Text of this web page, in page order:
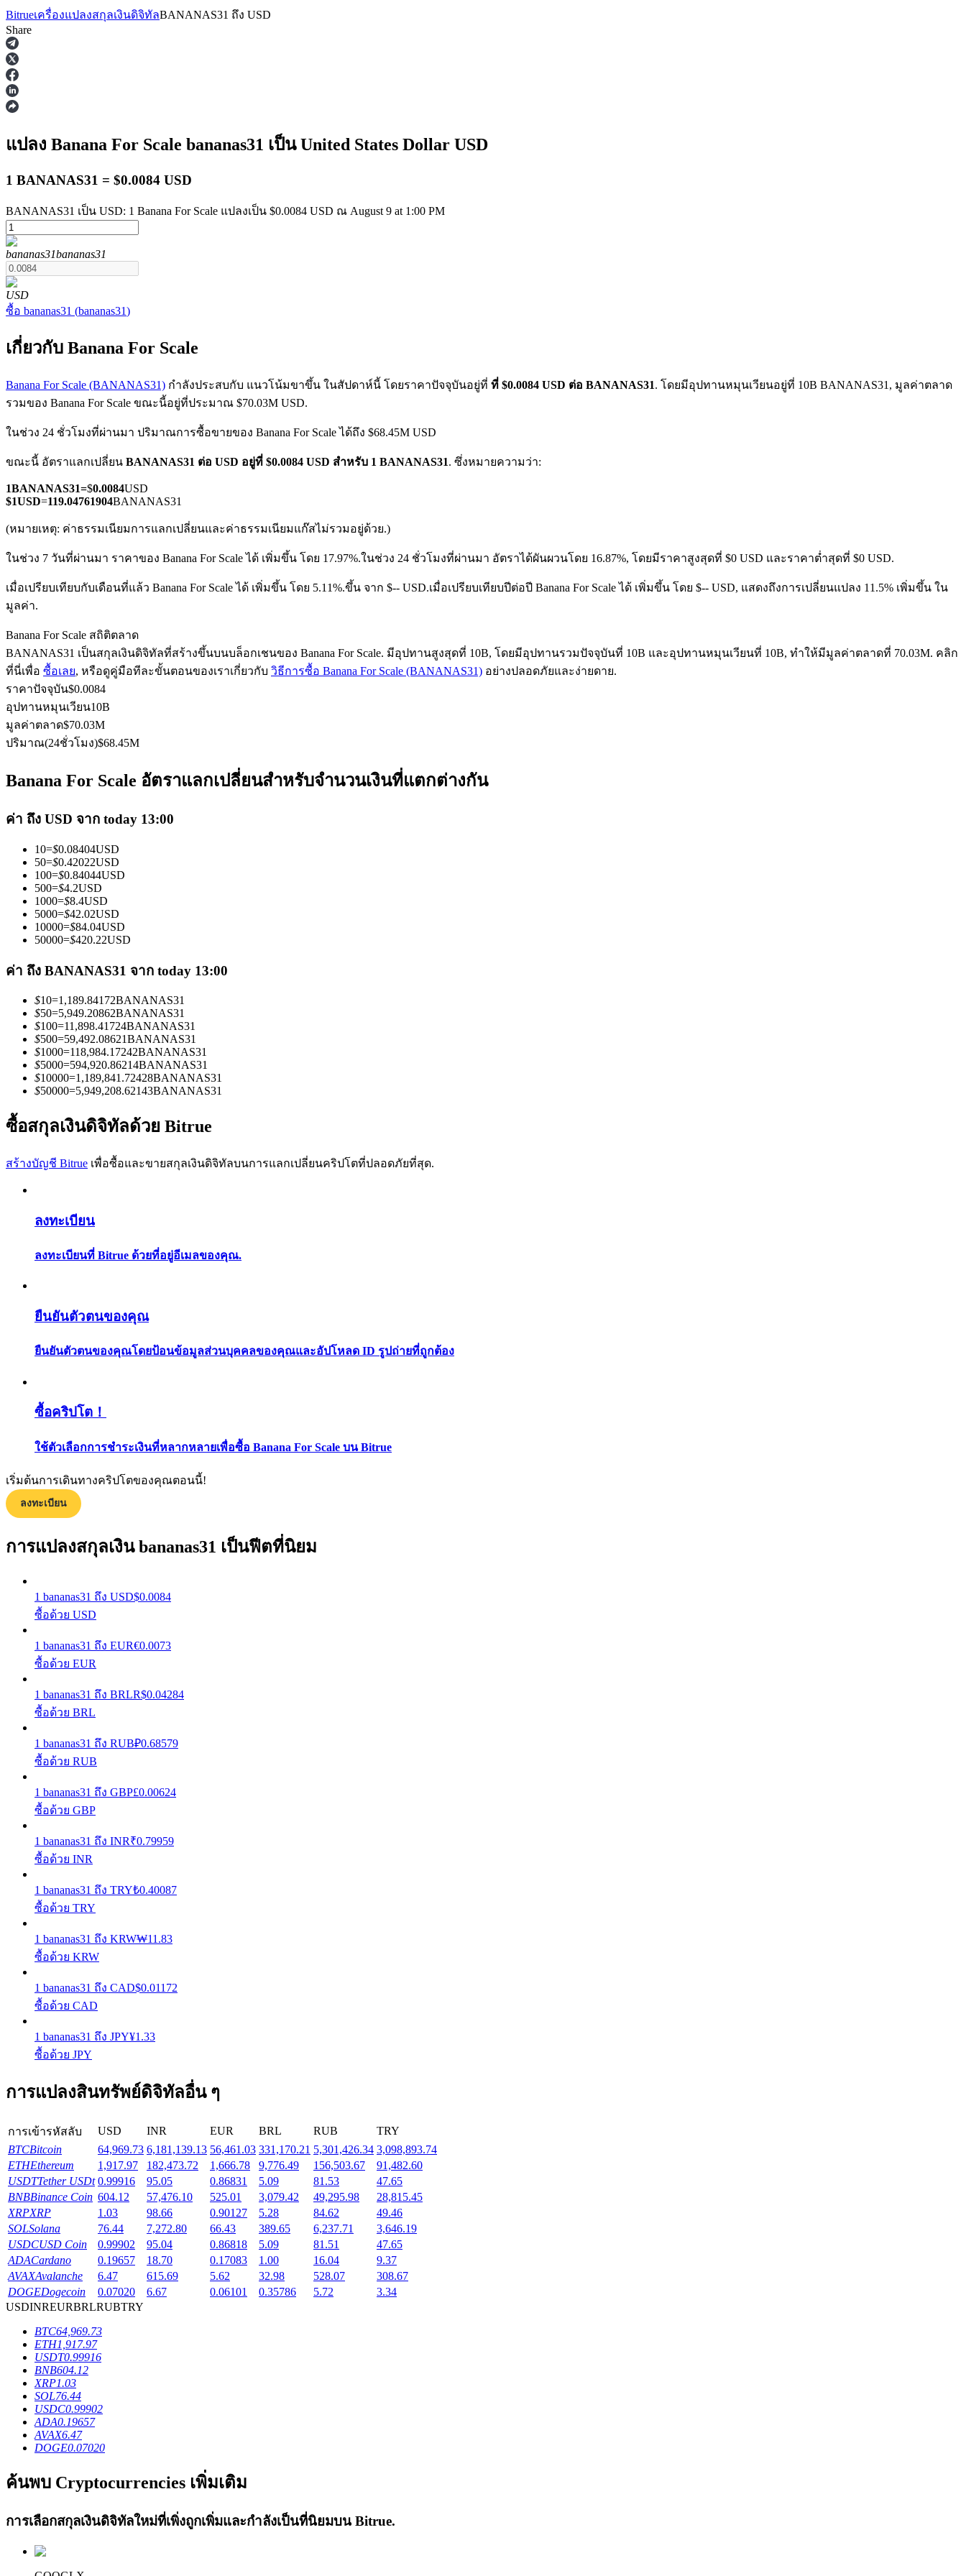
ฟิวเจอร์ส
ฟิวเจอร์ส USDT
ฟิวเจอร์ส COIN-M
ฟิวเจอร์สสกุลเงินดิจิทัล
TradFi
อนุพันธ์ของหุ้น ฟอเร็กซ์ โลหะมีค่า และสินค้าโภคภัณฑ์
ฟิวเจอร์ส USDC
ฟิวเจอร์สที่ใช้ USDC เป็นหลักประกัน
คัดลอกการซื้อขาย
เข้าร่วมกับเทรดเดอร์ชั้นนำ
เป็นเทรดเดอร์คัดลอก
เพลิดเพลินกับการแบ่งปันผลกำไรและค่าคอมมิชชั่นการคัดลอกการซื้อขาย
คู่มือเริ่มต้นฟิวเจอร์ส
กลยุทธ์การซื้อขาย
เรียนรู้วิธีการรักษาผลกำไร
พาวเวอร์พิกกี้
รับรางวัลการแข่งขันทุกวัน
การปักหลัก
ผลตอบแทนสูงและเข้าถึงได้ทันที
Launchpool
การเซ้งแบบยืดหยุ่นเพื่อรับโทเคนยอดนิยม
การล็อค BTR
การลงทุนพิเศษสำหรับผู้ถือ BTR
Bitrueเครื่องแปลงสกุลเงินดิจิทัลBANANAS31 ถึง USD
Share
แปลง Banana For Scale bananas31 เป็น United States Dollar USD
1 BANANAS31 = $0.0084 USD
BANANAS31 เป็น USD: 1 Banana For Scale แปลงเป็น $0.0084 USD ณ August 9 at 1:00 PM
bananas31bananas31
USD
ซื้อ bananas31 (bananas31)
เกี่ยวกับ Banana For Scale
Banana For Scale (BANANAS31) กำลังประสบกับ แนวโน้มขาขึ้น ในสัปดาห์นี้ โดยราคาปัจจุบันอยู่ที่ ที่ $0.0084 USD ต่อ BANANAS31. โดยมีอุปทานหมุนเวียนอยู่ที่ 10B BANANAS31, มูลค่าตลาด
รวมของ Banana For Scale ขณะนี้อยู่ที่ประมาณ $70.03M USD.
ในช่วง 24 ชั่วโมงที่ผ่านมา ปริมาณการซื้อขายของ Banana For Scale ได้ถึง $68.45M USD
ขณะนี้ อัตราแลกเปลี่ยน BANANAS31 ต่อ USD อยู่ที่ $0.0084 USD สำหรับ 1 BANANAS31. ซึ่งหมายความว่า:
1BANANAS31=$0.0084USD
$1USD=119.04761904BANANAS31
(หมายเหตุ: ค่าธรรมเนียมการแลกเปลี่ยนและค่าธรรมเนียมแก๊สไม่รวมอยู่ด้วย.)
ในช่วง 7 วันที่ผ่านมา ราคาของ Banana For Scale ได้ เพิ่มขึ้น โดย 17.97%.ในช่วง 24 ชั่วโมงที่ผ่านมา อัตราได้ผันผวนโดย 16.87%, โดยมีราคาสูงสุดที่ $0 USD และราคาต่ำสุดที่ $0 USD.
เมื่อเปรียบเทียบกับเดือนที่แล้ว Banana For Scale ได้ เพิ่มขึ้น โดย 5.11%.ขึ้น จาก $-- USD.เมื่อเปรียบเทียบปีต่อปี Banana For Scale ได้ เพิ่มขึ้น โดย $-- USD, แสดงถึงการเปลี่ยนแปลง 11.5% เพิ่มขึ้น ใน
มูลค่า.
Banana For Scale สถิติตลาด
BANANAS31 เป็นสกุลเงินดิจิทัลที่สร้างขึ้นบนบล็อกเชนของ Banana For Scale. มีอุปทานสูงสุดที่ 10B, โดยมีอุปทานรวมปัจจุบันที่ 10B และอุปทานหมุนเวียนที่ 10B, ทำให้มีมูลค่าตลาดที่ 70.03M. คลิก
ที่นี่เพื่อ ซื้อเลย, หรือดูคู่มือทีละขั้นตอนของเราเกี่ยวกับ วิธีการซื้อ Banana For Scale (BANANAS31) อย่างปลอดภัยและง่ายดาย.
ราคาปัจจุบัน$0.0084
อุปทานหมุนเวียน10B
มูลค่าตลาด$70.03M
ปริมาณ(24ชั่วโมง)$68.45M
Banana For Scale อัตราแลกเปลี่ยนสำหรับจำนวนเงินที่แตกต่างกัน
ค่า ถึง USD จาก today 13:00
10=$0.08404USD
50=$0.42022USD
100=$0.84044USD
500=$4.2USD
1000=$8.4USD
5000=$42.02USD
10000=$84.04USD
50000=$420.22USD
ค่า ถึง BANANAS31 จาก today 13:00
$10=1,189.84172BANANAS31
$50=5,949.20862BANANAS31
$100=11,898.41724BANANAS31
$500=59,492.08621BANANAS31
$1000=118,984.17242BANANAS31
$5000=594,920.86214BANANAS31
$10000=1,189,841.72428BANANAS31
$50000=5,949,208.62143BANANAS31
ซื้อสกุลเงินดิจิทัลด้วย Bitrue
สร้างบัญชี Bitrue เพื่อซื้อและขายสกุลเงินดิจิทัลบนการแลกเปลี่ยนคริปโตที่ปลอดภัยที่สุด.
ลงทะเบียน
ลงทะเบียนที่ Bitrue ด้วยที่อยู่อีเมลของคุณ.
ยืนยันตัวตนของคุณ
ยืนยันตัวตนของคุณโดยป้อนข้อมูลส่วนบุคคลของคุณและอัปโหลด ID รูปถ่ายที่ถูกต้อง
ซื้อคริปโต！
ใช้ตัวเลือกการชำระเงินที่หลากหลายเพื่อซื้อ Banana For Scale บน Bitrue
เริ่มต้นการเดินทางคริปโตของคุณตอนนี้!
ลงทะเบียน
การแปลงสกุลเงิน bananas31 เป็นฟีตที่นิยม
1 bananas31 ถึง USD$0.0084
ซื้อด้วย USD
1 bananas31 ถึง EUR€0.0073
ซื้อด้วย EUR
1 bananas31 ถึง BRLR$0.04284
ซื้อด้วย BRL
1 bananas31 ถึง RUB₽0.68579
ซื้อด้วย RUB
1 bananas31 ถึง GBP£0.00624
ซื้อด้วย GBP
1 bananas31 ถึง INR₹0.79959
ซื้อด้วย INR
1 bananas31 ถึง TRY₺0.40087
ซื้อด้วย TRY
1 bananas31 ถึง KRW₩11.83
ซื้อด้วย KRW
1 bananas31 ถึง CAD$0.01172
ซื้อด้วย CAD
1 bananas31 ถึง JPY¥1.33
ซื้อด้วย JPY
การแปลงสินทรัพย์ดิจิทัลอื่น ๆ
การเข้ารหัสลับ USD INR EUR BRL RUB
TRY
BTCBitcoin 64,969.73 6,181,139.13 56,461.03 331,170.21 5,301,426.34 3,098,893.74
ETHEthereum 1,917.97 182,473.72 1,666.78 9,776.49 156,503.67
91,482.60
USDTTether USDt 0.99916 95.05 0.86831 5.09 81.53
47.65
BNBBinance Coin 604.12 57,476.10 525.01 3,079.42 49,295.98
28,815.45
XRPXRP 1.03 98.66 0.90127 5.28 84.62
49.46
SOLSolana 76.44 7,272.80 66.43 389.65 6,237.71
3,646.19
USDCUSD Coin 0.99902 95.04 0.86818 5.09 81.51
47.65
ADACardano 0.19657 18.70 0.17083 1.00 16.04
9.37
AVAXAvalanche 6.47 615.69 5.62 32.98 528.07
308.67
DOGEDogecoin 0.07020 6.67 0.06101 0.35786 5.72
3.34
USDINREURBRLRUBTRY
BTC64,969.73
ETH1,917.97
USDT0.99916
BNB604.12
XRP1.03
SOL76.44
USDC0.99902
ADA0.19657
AVAX6.47
DOGE0.07020
ค้นพบ Cryptocurrencies เพิ่มเติม
การเลือกสกุลเงินดิจิทัลใหม่ที่เพิ่งถูกเพิ่มและกำลังเป็นที่นิยมบน Bitrue.